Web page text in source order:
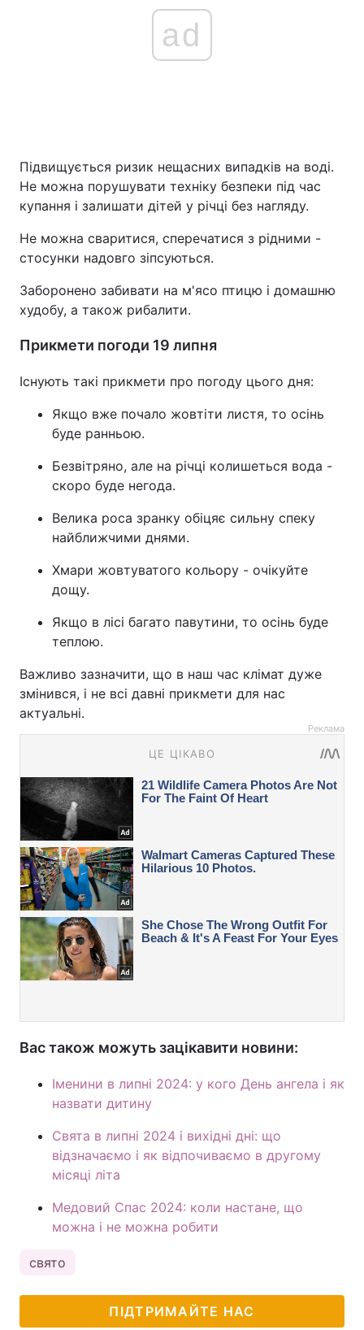
ad
Підвищується ризик нещасних випадків на воді.
Не можна порушувати техніку безпеки під час
купання і залишати дітей у річці без нагляду.
Не можна сваритися, сперечатися з рідними -
стосунки надовго зіпсуються.
Заборонено забивати на м'ясо птицю і домашню
худобу, а також рибалити.
Прикмети погоди 19 липня
Існують такі прикмети про погоду цього дня:
Якщо вже почало жовтіти листя, то осінь
буде ранньою.
Безвітряно, але на річці колишеться вода -
скоро буде негода.
Велика роса зранку обіцяє сильну спеку
найближчими днями.
Хмари жовтуватого кольору - очікуйте
дощу.
Якщо в лісі багато павутини, то осінь буде
теплою.
Важливо зазначити, що в наш час клімат дуже
змінився, і не всі давні прикмети для нас
актуальні.
Реклама
Вас також можуть зацікавити новини:
Іменини в липні 2024: у кого День ангела і як
назвати дитину
Свята в липні 2024 і вихідні дні: що
відзначаємо і як відпочиваємо в другому
місяці літа
Медовий Спас 2024: коли настане, що
можна і не можна робити
свято
ПІДТРИМАЙТЕ НАС